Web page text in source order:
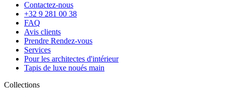
Contactez-nous
+32 9 281 00 38
FAQ
Avis clients
Prendre Rendez-vous
Services
Pour les architectes d'intérieur
Tapis de luxe noués main
Collections